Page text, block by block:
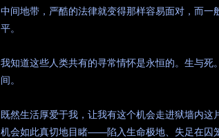
中间地带，严酷的法律就变得那样容易面对，而一
平。
我知道这些人类共有的寻常情怀是永恒的。生与死
间。
既然生活厚爱于我，让我有这个机会走进狱墙内这
机会如此真切地目睹——陷入生命极地、失足在囚